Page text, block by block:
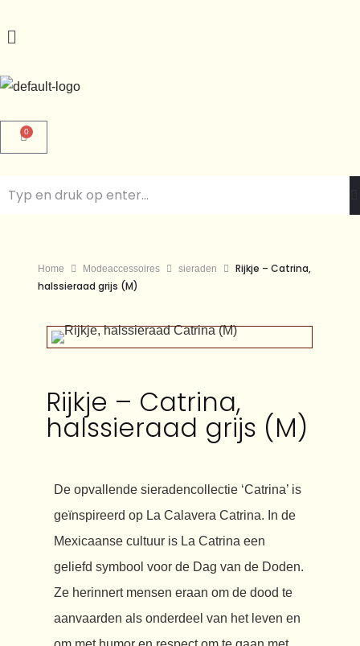
0
Home Modeaccessoires sieraden
Rijkje – Catrina,
halssieraad grijs (M)
Rijkje – Catrina,
halssieraad grijs (M)
De opvallende sieradencollectie ‘Catrina’ is
geïnspireerd op La Calavera Catrina. In de
Mexicaanse cultuur is La Catrina een
geliefd symbool voor de Dag van de Doden.
Ze herinnert mensen eraan om de dood te
aanvaarden als onderdeel van het leven en